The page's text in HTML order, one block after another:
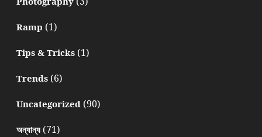
Ramp (1)
Tips & Tricks(1)
Trends(6)
Uncategorized(90)
অন্যান্য(71)